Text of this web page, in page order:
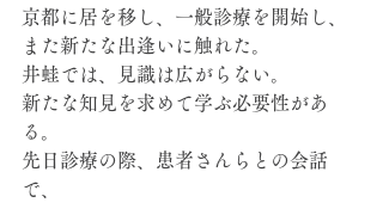
京都に居を移し、一般診療を開始し、
また新たな出逢いに触れた。
井蛙では、見識は広がらない。
新たな知見を求めて学ぶ必要性があ
る。
先日診療の際、患者さんらとの会話
で、